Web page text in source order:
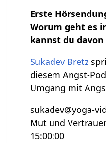
Erste
Worum geht es
kannst du
Sukadev Bretz
diesem Angst-
Umgang mit
sukadev@yoga-
Mut und
15:00:00